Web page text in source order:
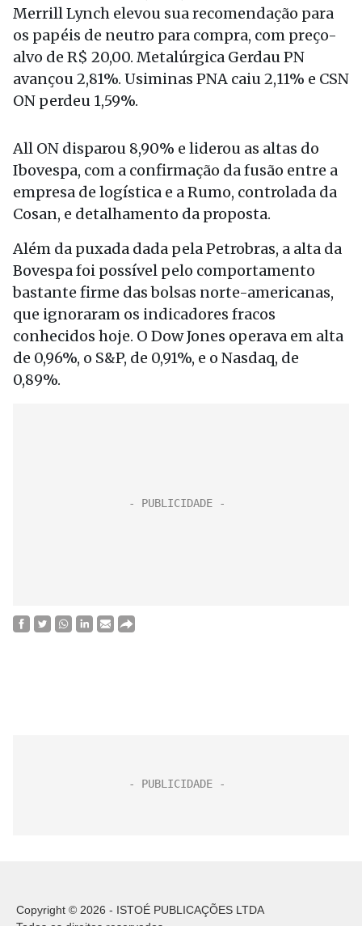
Merrill Lynch elevou sua recomendação para
os papéis de neutro para compra, com preço-
alvo de R$ 20,00. Metalúrgica Gerdau PN
avançou 2,81%. Usiminas PNA caiu 2,11% e CSN
ON perdeu 1,59%.
All ON disparou 8,90% e liderou as altas do
Ibovespa, com a confirmação da fusão entre a
empresa de logística e a Rumo, controlada da
Cosan, e detalhamento da proposta.
Além da puxada dada pela Petrobras, a alta da
Bovespa foi possível pelo comportamento
bastante firme das bolsas norte-americanas,
que ignoraram os indicadores fracos
conhecidos hoje. O Dow Jones operava em alta
de 0,96%, o S&P, de 0,91%, e o Nasdaq, de
0,89%.
Copyright © 2026 - ISTOÉ PUBLICAÇÕES LTDA